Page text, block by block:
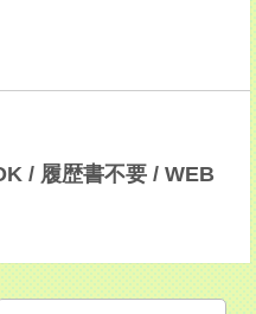
/ 履歴書不要 / WEB